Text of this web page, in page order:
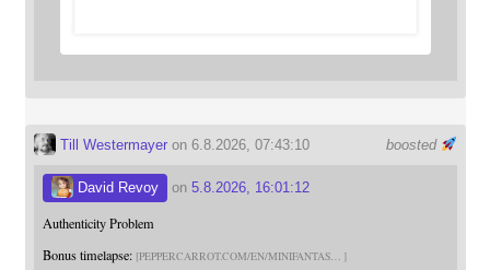
boosted
Till Westermayeron 6.8.2026, 07:43:10
David Revoy on 5.8.2026, 16:01:12
Authenticity Problem
Bonus timelapse: PEPPERCARROT.COM/EN/MINIFANTAS